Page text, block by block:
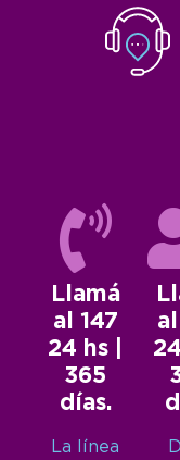
Llamá
al 147
24 hs |
365
días.
La línea